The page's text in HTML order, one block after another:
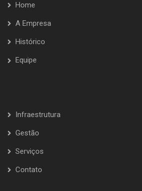
Home
A Empresa
Histórico
Equipe
Infraestrutura
Gestão
Serviços
Contato